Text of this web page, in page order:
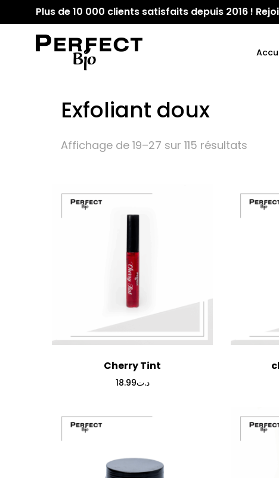
Plus de 10 000 clients satisfaits depuis 2016 !
Exfoliant doux
Affichage de 19–27 sur 115 résultats
Cherry Tint
د.ت18.99